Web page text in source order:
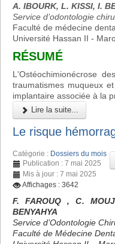
A. IBOURK, L. KISSI, I.
Service d’odontologie
Faculté de médecine
Université Hassan II -
RÉSUMÉ
L'Ostéochimionécrose
traumatismes muqueux
implantaire associée à la
Lire la suite...
Le risque
Catégorie : Dossiers du mois
Publication : 7 mai 2025
Mis à jour : 7 mai 2025
Affichages : 3642
F. FAROUQ , C.
BENYAHYA
Service d’Odontologie
Faculté de Médecine